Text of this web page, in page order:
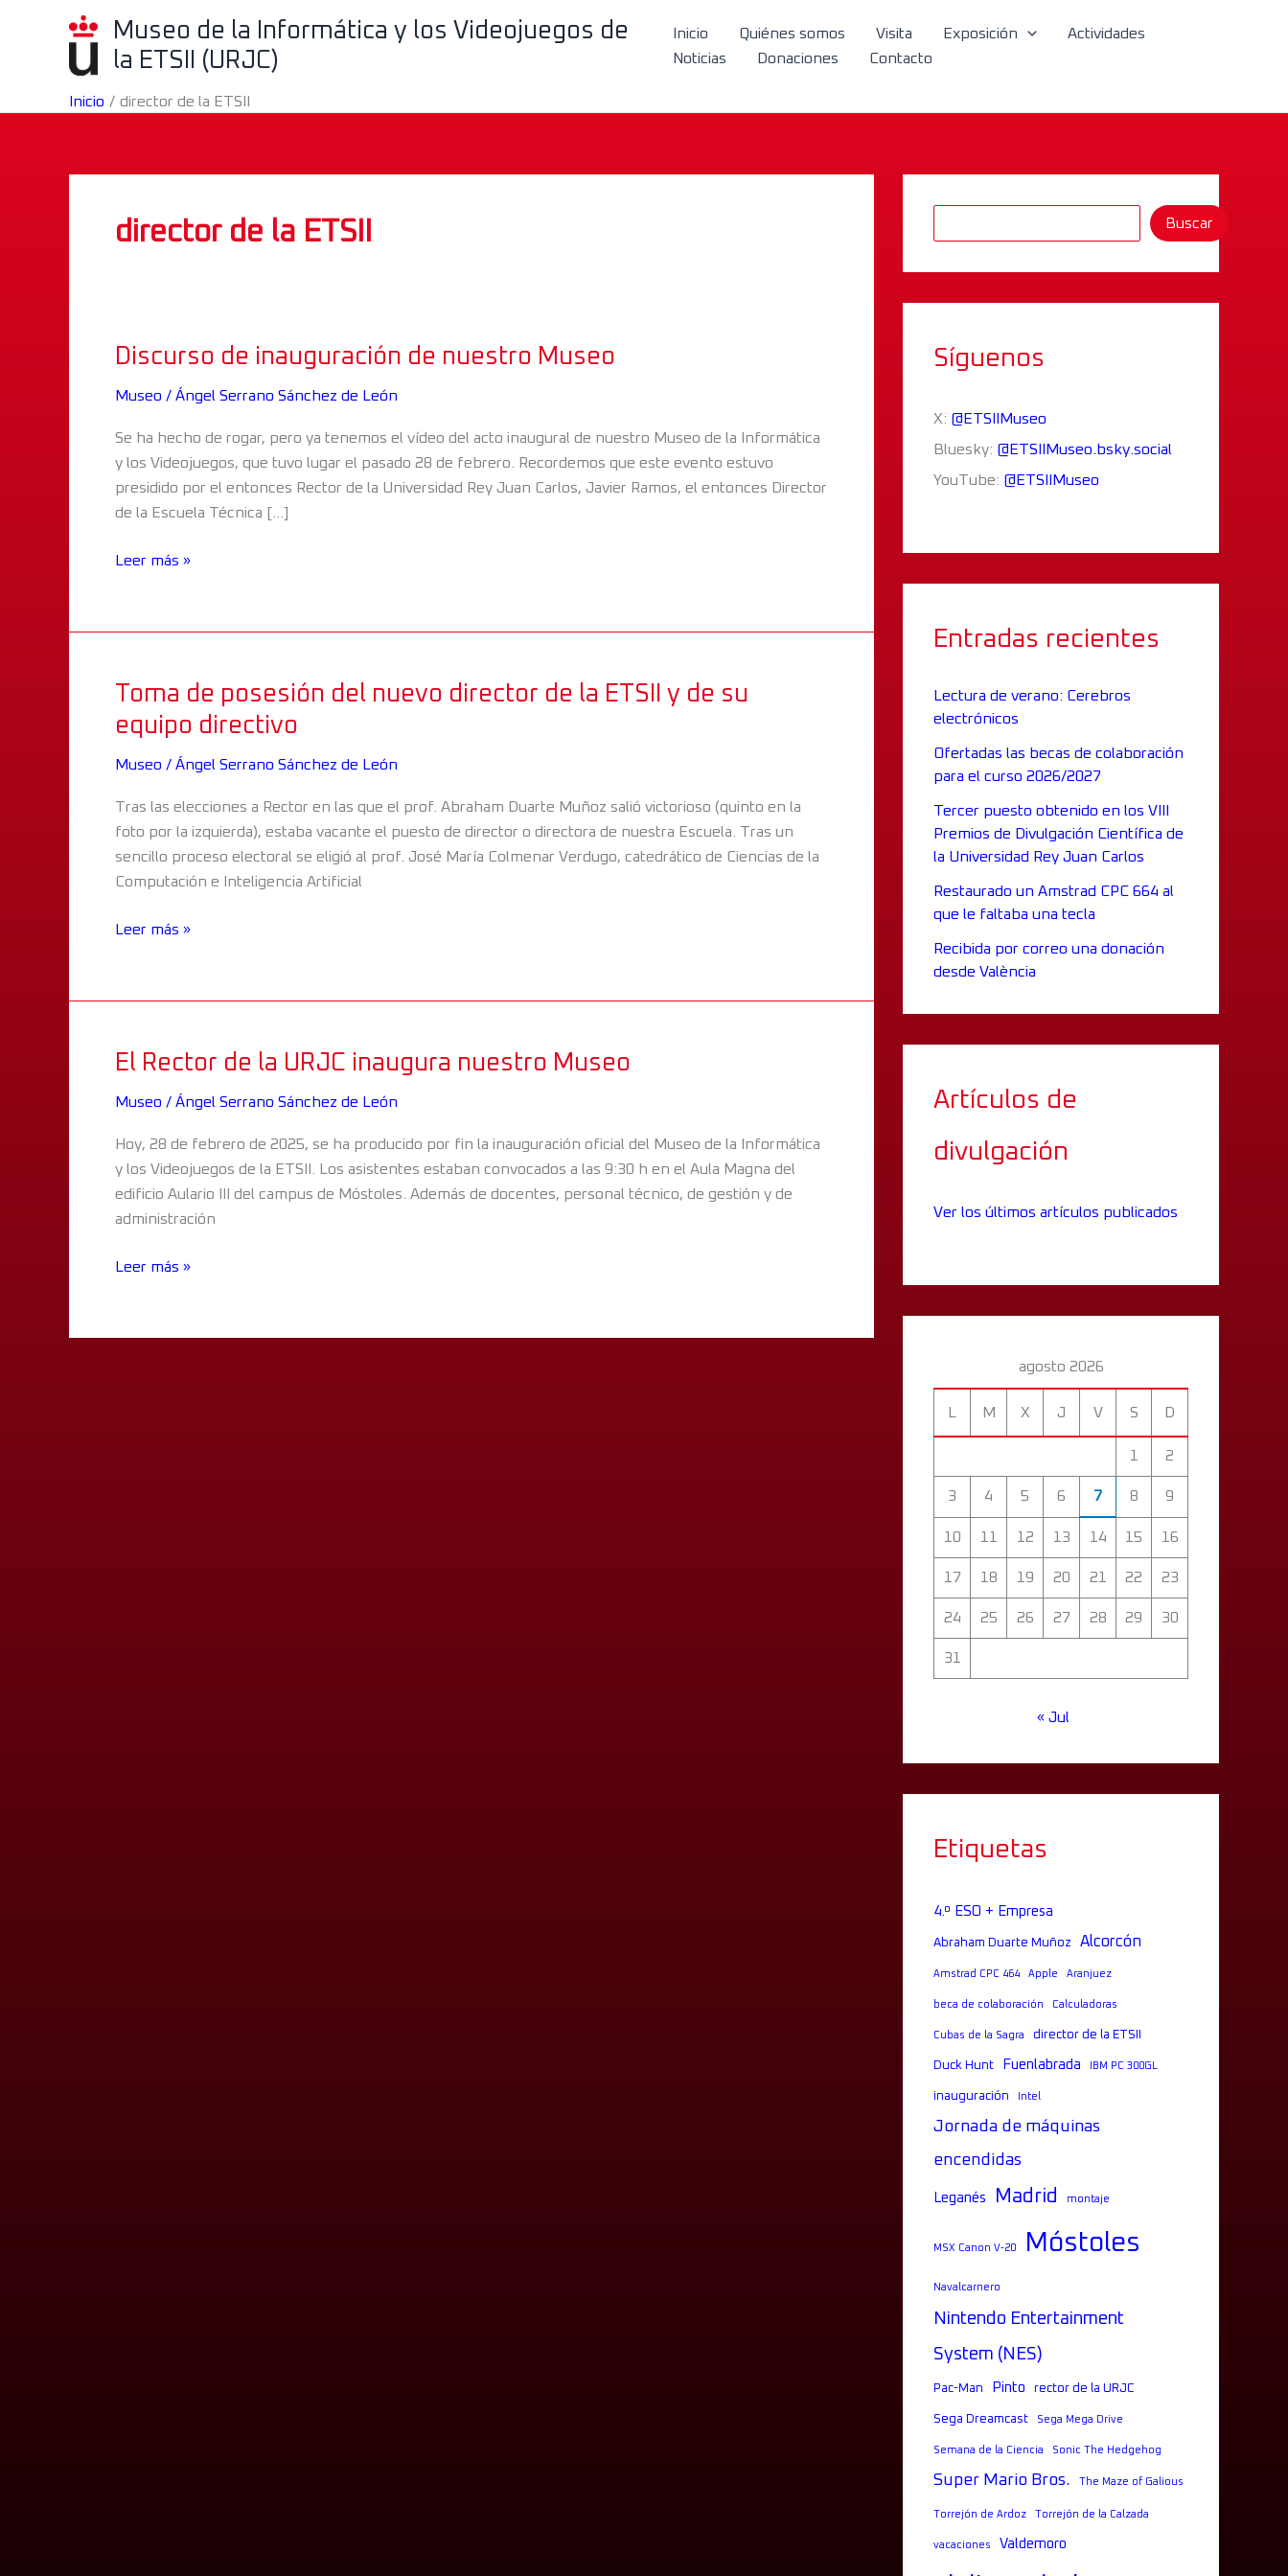
Museo de la Informática y los Videojuegos de
la ETSII (URJC)
Inicio Quiénes somos Visita Exposición
Actividades
Noticias
Donaciones Contacto
Inicio director de la ETSII
director de la ETSII
Discurso de inauguración de nuestro Museo
Museo / Ángel Serrano Sánchez de León
Se ha hecho de rogar, pero ya tenemos el vídeo del acto inaugural de nuestro Museo de la Informática
y los Videojuegos, que tuvo lugar el pasado 28 de febrero. Recordemos que este evento estuvo
presidido por el entonces Rector de la Universidad Rey Juan Carlos, Javier Ramos, el entonces Director
de la Escuela Técnica […]
Discurso
inauguración
Leer más »
Toma de posesión del nuevo director de la ETSII y de su
equipo directivo
Museo / Ángel Serrano Sánchez de León
Tras las elecciones a Rector en las que el prof. Abraham Duarte Muñoz salió victorioso (quinto en la
foto por la izquierda), estaba vacante el puesto de director o directora de nuestra Escuela. Tras un
sencillo proceso electoral se eligió al prof. José María Colmenar Verdugo, catedrático de Ciencias de la
Computación e Inteligencia Artificial
Toma
posesión
del
director
de
la
ETSII
de
Leer más »
El Rector de la URJC inaugura nuestro Museo
Museo / Ángel Serrano Sánchez de León
Hoy, 28 de febrero de 2025, se ha producido por fin la inauguración oficial del Museo de la Informática
y los Videojuegos de la ETSII. Los asistentes estaban convocados a las 9:30 h en el Aula Magna del
edificio Aulario III del campus de Móstoles. Además de docentes, personal técnico, de gestión y de
administración
El
de
Leer más »
Buscar
Síguenos
X: @ETSIIMuseo
Bluesky: @ETSIIMuseo.bsky.social
YouTube: @ETSIIMuseo
Entradas recientes
Lectura de verano: Cerebros
electrónicos
Ofertadas las becas de colaboración
para el curso 2026/2027
Tercer puesto obtenido en los VIII
Premios de Divulgación Científica de
la Universidad Rey Juan Carlos
Restaurado un Amstrad CPC 664 al
que le faltaba una tecla
Recibida por correo una donación
desde València
Artículos de
divulgación
Ver los últimos artículos publicados
agosto 2026
L M X J V S D
1 2
3 4 5 6 7 8 9
10 11 12 13 14 15 16
17 18 19 20 21 22 23
24 25 26 27 28 29 30
31
« Jul
Etiquetas
4.º ESO + Empresa
Abraham Duarte Muñoz Alcorcón
Amstrad CPC 464 Apple Aranjuez
beca de colaboración Calculadoras
Cubas de la Sagra director de la ETSII
Duck Hunt Fuenlabrada IBM PC 300GL
inauguración Intel
Jornada de máquinas
encendidas
Leganés Madrid montaje
MSX Canon V-20 Móstoles
Navalcarnero
Nintendo Entertainment
System (NES)
Pac-Man Pinto rector de la URJC
Sega Dreamcast Sega Mega Drive
Semana de la Ciencia Sonic The Hedgehog
Super Mario Bros. The Maze of Galious
Torrejón de Ardoz Torrejón de la Calzada
vacaciones Valdemoro